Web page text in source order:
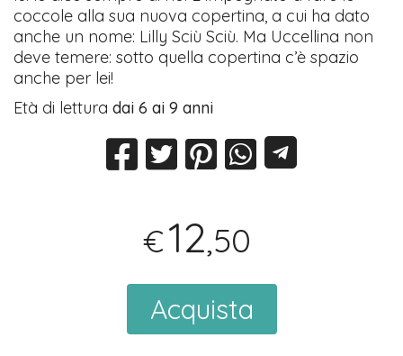
coccole alla sua nuova copertina, a cui ha dato
anche un nome: Lilly Sciù Sciù. Ma Uccellina non
deve temere: sotto quella copertina c’è spazio
anche per lei!
Età di letturadai 6 ai 9 anni
€12,50
Acquista